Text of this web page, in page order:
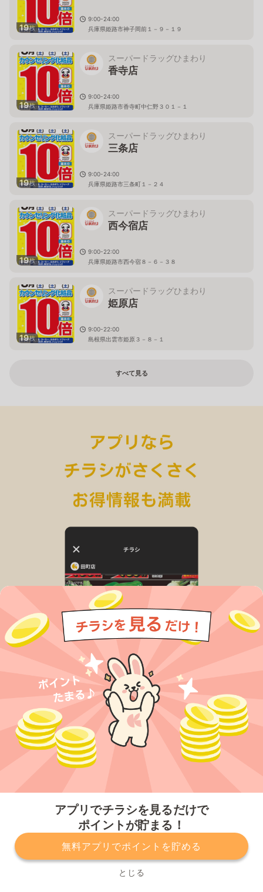
アプリでチラシを見るだけで
ポイントが貯まる！
無料アプリでポイントを貯める
とじる
19枚
9:00-24:00
兵庫県姫路市神子岡前１－９－１９
19枚
スーパードラッグひまわり
香寺店
9:00-24:00
兵庫県姫路市香寺町中仁野３０１－１
19枚
スーパードラッグひまわり
三条店
9:00-24:00
兵庫県姫路市三条町１－２４
19枚
スーパードラッグひまわり
西今宿店
9:00-22:00
兵庫県姫路市西今宿８－６－３８
19枚
スーパードラッグひまわり
姫原店
9:00-22:00
島根県出雲市姫原３－８－１
すべて見る
プライバシーポリシー 利用規約
運営会社
サービスに関してのお問い合わせ